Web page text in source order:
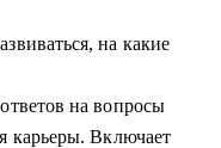
на какие
на вопросы
карьеры. Включает